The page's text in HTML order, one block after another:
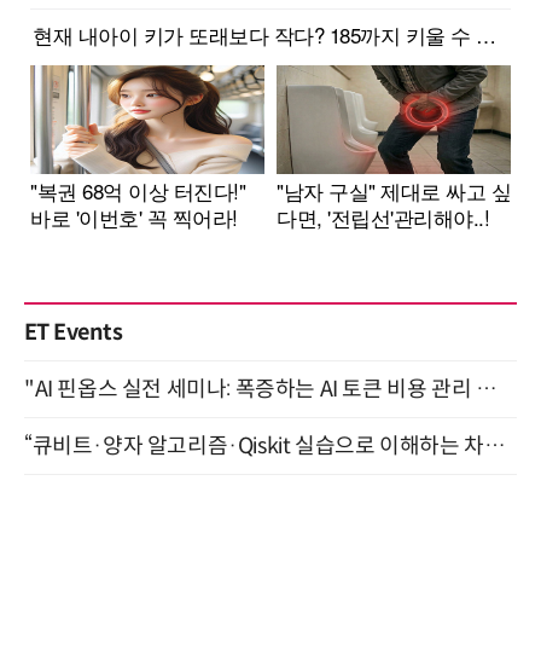
ET Events
"AI 핀옵스 실전 세미나: 폭증하는 AI 토큰 비용 관리 전략" 8월 21일 개최
“큐비트·양자 알고리즘·Qiskit 실습으로 이해하는 차세대 컴퓨팅” (8/28)